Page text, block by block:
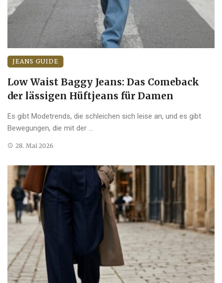
JEANS GUIDE
Low Waist Baggy Jeans: Das Comeback
der lässigen Hüftjeans für Damen
Es gibt Modetrends, die schleichen sich leise an, und es gibt
Bewegungen, die mit der ...
28. Mai 2026